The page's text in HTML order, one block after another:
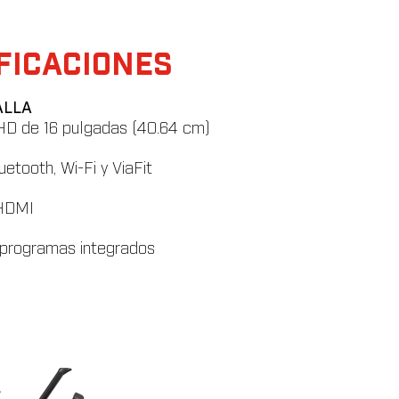
de 16 pulgadas (40.64 cm)
Wi-Fi y ViaFit
integrados